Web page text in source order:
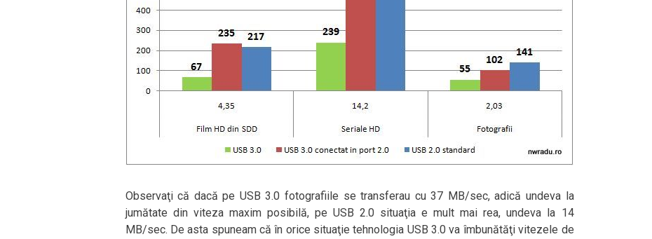
Observaţi că dacă pe USB 3.0 fotografiile se transferau cu 37 MB/sec, adică undeva la
jumătate din viteza maxim posibilă, pe USB 2.0 situaţia e mult mai rea, undeva la 14
MB/sec. De asta spuneam că în orice situaţie tehnologia USB 3.0 va îmbunătăţi vitezele de